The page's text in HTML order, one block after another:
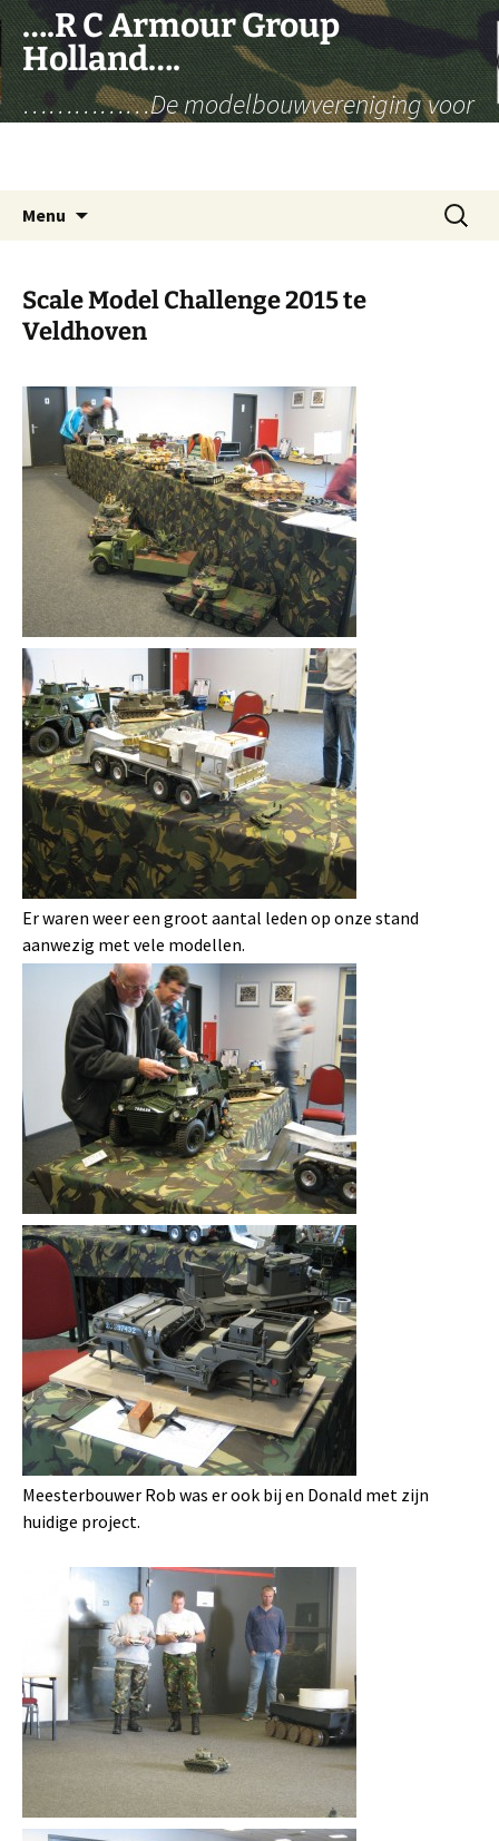
naar
de
inhoud
….R C Armour Group
Holland….
……………De modelbouwvereniging voor
Menu
Zoeken
naar:
Scale Model Challenge 2015 te
Veldhoven
Er waren weer een groot aantal leden op onze stand
aanwezig met vele modellen.
Meesterbouwer Rob was er ook bij en Donald met zijn
huidige project.